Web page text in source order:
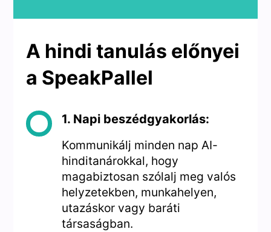
A hindi tanulás előnyei
a SpeakPallel
1. Napi beszédgyakorlás:
Kommunikálj minden nap AI-
hinditanárokkal, hogy
magabiztosan szólalj meg valós
helyzetekben, munkahelyen,
utazáskor vagy baráti
társaságban.